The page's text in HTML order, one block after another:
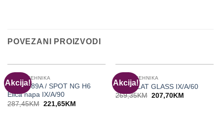
POVEZANI PROIZVODI
Akcija!
BIJELA TEHNIKA
55916389A / SPOT NG H6
Elica napa IX/A/90
287,45KM Original
price
221,65KMCurrent
Akcija!
BIJELA TEHNIKA
Elica FLAT GLASS IX/A/60
269,35KM Original
207,70KMCurrent